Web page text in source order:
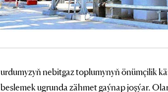
urdumyzyň nebitgaz toplumynyň önümçilik
beslemek ugrunda zähmet gaýnap joşýar.